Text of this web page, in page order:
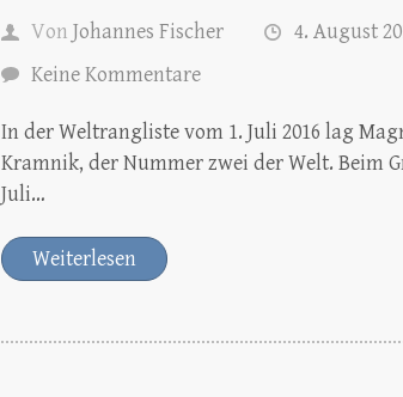
Von Johannes Fischer 4. August
Keine Kommentare
In der Weltrangliste vom 1. Juli 2016 lag
Kramnik, der Nummer zwei der Welt. Beim
Juli…
Weiterlesen